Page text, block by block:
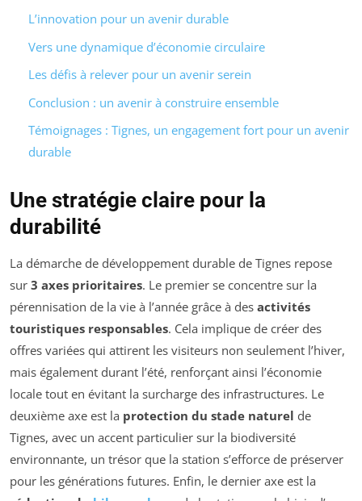
L’innovation pour un avenir durable
Vers une dynamique d’économie circulaire
Les défis à relever pour un avenir serein
Conclusion : un avenir à construire ensemble
Témoignages : Tignes, un engagement fort pour un avenir
durable
Une stratégie claire pour la
durabilité
La démarche de développement durable de Tignes repose
sur 3 axes prioritaires. Le premier se concentre sur la
pérennisation de la vie à l’année grâce à des activités
touristiques responsables. Cela implique de créer des
offres variées qui attirent les visiteurs non seulement l’hiver,
mais également durant l’été, renforçant ainsi l’économie
locale tout en évitant la surcharge des infrastructures. Le
deuxième axe est la protection du stade naturel de
Tignes, avec un accent particulier sur la biodiversité
environnante, un trésor que la station s’efforce de préserver
pour les générations futures. Enfin, le dernier axe est la